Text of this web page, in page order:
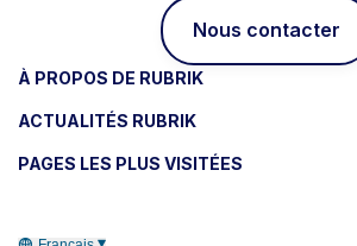
Nous contacter
À PROPOS DE RUBRIK
ACTUALITÉS RUBRIK
PAGES LES PLUS VISITÉES